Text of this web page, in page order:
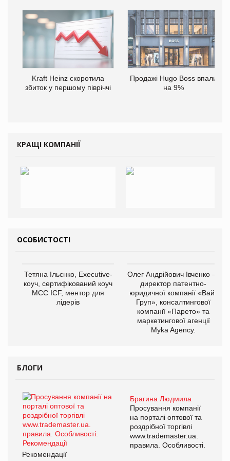
Kraft Heinz скоротила
збиток у першому півріччі
Продажі Hugo Boss впали
на 9%
КРАЩІ КОМПАНІЇ
ОСОБИСТОСТІ
Тетяна Ільєнко, Executive-
коуч, сертифікований коуч
МСС ICF, ментор для
лідерів
Олег Андрійович Івченко —
директор патентно-
юридичної компанії «Вайз
Груп», консалтингової
компанії «Парето» та
маркетингової агенції
Myka Agency.
БЛОГИ
Брагина Людмила
Просування компанії
на порталі оптової та
роздрібної торгівлі
www.trademaster.ua.
правила. Особливості.
Рекомендації